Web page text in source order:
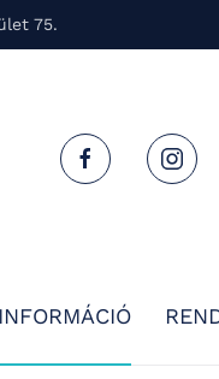
75.
INFORMÁCIÓ